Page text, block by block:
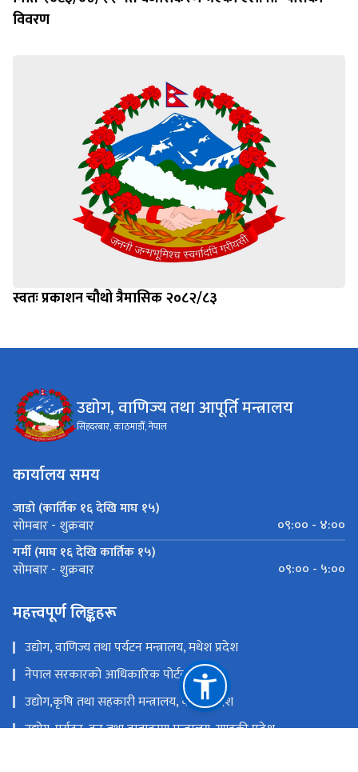
विवरण
स्वतः प्रकाशन चौथो त्रैमासिक २०८२/८३
उद्योग, वाणिज्य तथा आपूर्ति मन्त्रालय
सिंहदरबार, काठमाडौँ, नेपाल
कार्यालय समय
जाडो (कार्तिक १६ देखि माघ १५)
सोमबार - शुक्रबार
०९:०० - ४:००
गर्मी (माघ १६ देखि कार्तिक १५)
सोमबार - शुक्रबार ०९:०० - ५:००
महत्त्वपूर्ण लिङ्कहरू
उद्योग, वाणिज्य तथा पर्यटन मन्त्रालय, मधेश प्रदेश
नेपाल सरकारको आधिकारिक पोर्टल
उद्योग,कृषि तथा सहकारी मन्त्रालय, कोशी प्रदेश
उद्योग, पर्यटन, वन तथा वातावरण मन्त्रालय, गण्डकी प्रदेश